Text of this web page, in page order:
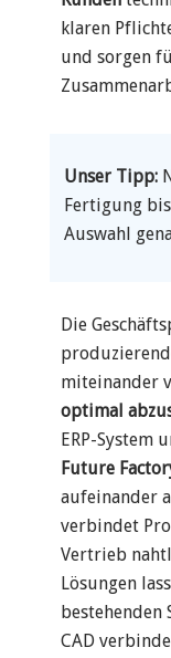
klaren
und sorgen
Unser Tipp:
Fertigung
Auswahl
Die
miteinander
optimal
ERP-System
Future
aufeinander
verbindet
Vertrieb
Lösungen
bestehenden
CAD